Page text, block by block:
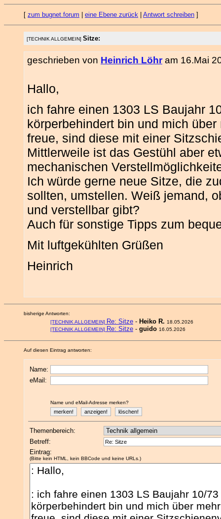
[ zum bugnet.forum eine Ebene zurück Antwort schreiben ]
[TECHNIK ALLGEMEIN] Sitze:
geschrieben von Heinrich Löhram 16.Mai
Hallo,
ich fahre einen 1303 LS Baujahr
körperbehindert bin und mich
freue, sind diese mit einer
Mittlerweile ist das Gestühl aber
mechanischen
Ich würde gerne neue Sitze, die
sollten, umstellen. Weiß jemand,
und verstellbar gibt?
Auch für sonstige Tipps zum
Mit luftgekühlten Grüßen
Heinrich
bisherige Antworten:
[TECHNIK ALLGEMEIN] Re: Sitze - Heiko R. 18.05.2026
[TECHNIK ALLGEMEIN] Re: Sitze - guido 16.05.2026
Auf diesen Eintrag antworten:
Name:
eMail:
Name und eMail-Adresse merken?
Themenbereich:
Betreff:
Eintrag:
(Bitte kein HTML, kein BBCode und keine URLs.)